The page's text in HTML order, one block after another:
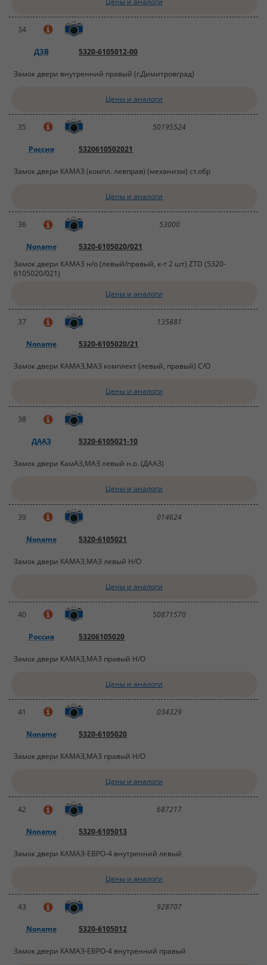
34
ДЗВ 5320-6105012-00
Замок двери внутренний правый (г.Димитровград)
Цены и аналоги
35 50195524
Россия 5320610502021
Замок двери КАМАЗ (компл. левправ) (механизм) ст.обр
Цены и аналоги
36 53000
Noname
5320-6105020/021
Замок двери КАМАЗ н/о (левый/правый, к-т 2 шт) ZTD (5320-
6105020/021)
Цены и аналоги
37 135881
Noname 5320-6105020/21
Замок двери КАМАЗ,МАЗ комплект (левый, правый) С/О
Цены и аналоги
38
ДААЗ 5320-6105021-10
Замок двери КамАЗ,МАЗ левый н.о. (ДААЗ)
Цены и аналоги
39 014624
Noname 5320-6105021
Замок двери КАМАЗ,МАЗ левый Н/О
Цены и аналоги
40 50871570
Россия 53206105020
Замок двери КАМАЗ,МАЗ правый Н/О
Цены и аналоги
41 034329
Noname 5320-6105020
Замок двери КАМАЗ,МАЗ правый Н/О
Цены и аналоги
42 687217
Noname 5320-6105013
Замок двери КАМАЗ-ЕВРО-4 внутренний левый
Цены и аналоги
43 928707
Noname 5320-6105012
Замок двери КАМАЗ-ЕВРО-4 внутренний правый